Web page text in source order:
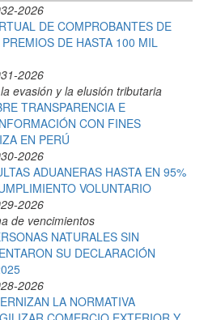
2026
DE COMPROBANTES DE
DE HASTA 100 MIL
2026
evasión y la elusión tributaria
TRANSPARENCIA E
CON FINES
EN PERÚ
2026
ADUANERAS HASTA EN 95%
VOLUNTARIO
2026
de vencimientos
NATURALES SIN
SU DECLARACIÓN
2026
LA NORMATIVA